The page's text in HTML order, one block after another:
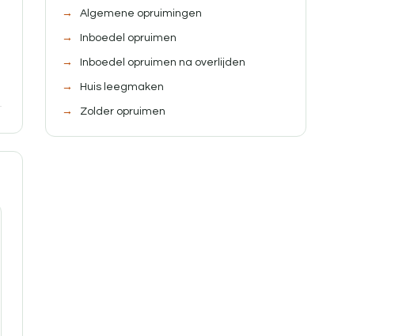
Algemene opruimingen
Inboedel opruimen
Inboedel opruimen na overlijden
Huis leegmaken
Zolder opruimen